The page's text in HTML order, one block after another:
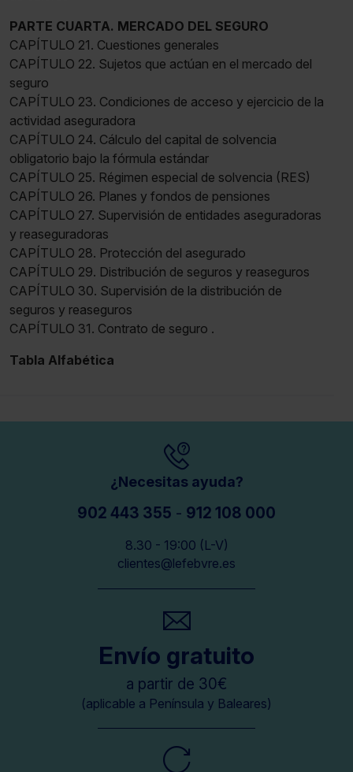
PARTE CUARTA. MERCADO DEL SEGURO
CAPÍTULO 21. Cuestiones generales
CAPÍTULO 22. Sujetos que actúan en el mercado del
seguro
CAPÍTULO 23. Condiciones de acceso y ejercicio de la
actividad aseguradora
CAPÍTULO 24. Cálculo del capital de solvencia
obligatorio bajo la fórmula estándar
CAPÍTULO 25. Régimen especial de solvencia (RES)
CAPÍTULO 26. Planes y fondos de pensiones
CAPÍTULO 27. Supervisión de entidades aseguradoras
y reaseguradoras
CAPÍTULO 28. Protección del asegurado
CAPÍTULO 29. Distribución de seguros y reaseguros
CAPÍTULO 30. Supervisión de la distribución de
seguros y reaseguros
CAPÍTULO 31. Contrato de seguro .
Tabla Alfabética
¿Necesitas ayuda?
902 443 355 - 912 108 000
8.30 - 19:00 (L-V)
clientes@lefebvre.es
Envío gratuito
a partir de 30€
(aplicable a Península y Baleares)